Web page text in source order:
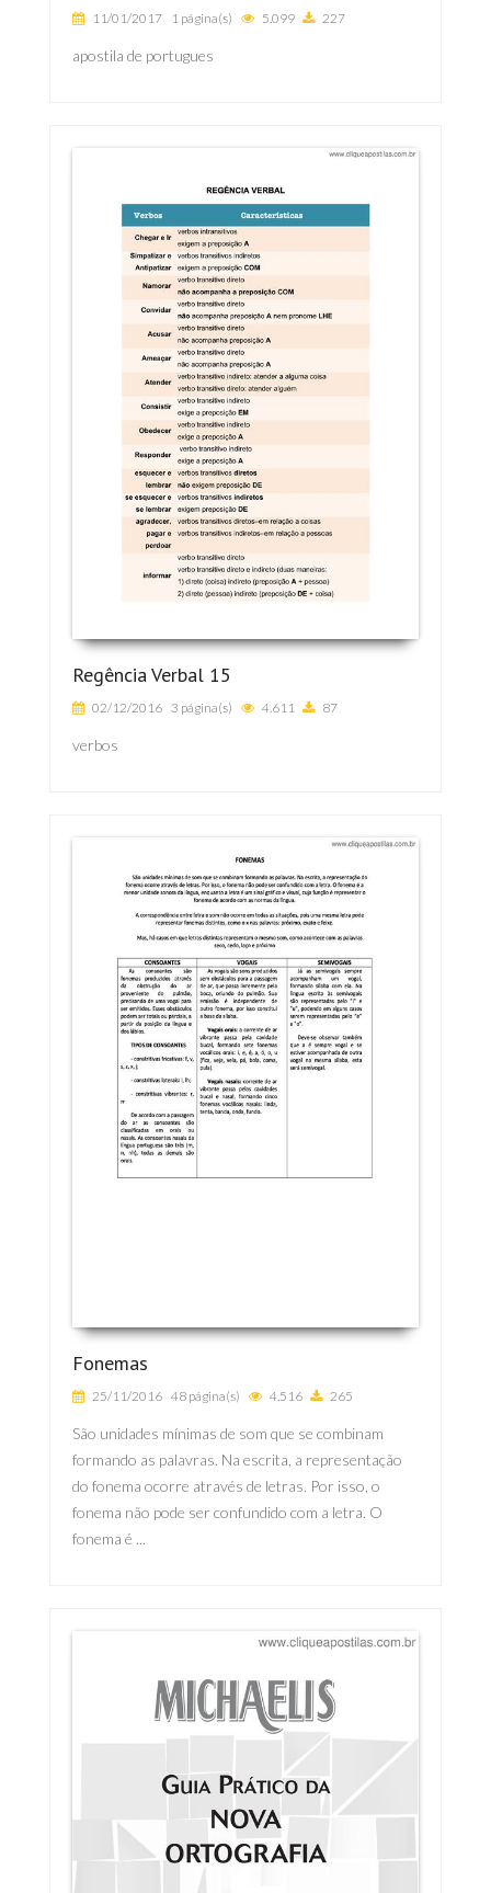
11/01/2017 1 página(s) 5.099 227
apostila de portugues
Regência Verbal 15
02/12/2016 3 página(s) 4.611 87
verbos
Fonemas
25/11/2016 48 página(s) 4.516 265
São unidades mínimas de som que se combinam
formando as palavras. Na escrita, a representação
do fonema ocorre através de letras. Por isso, o
fonema não pode ser confundido com a letra. O
fonema é ...